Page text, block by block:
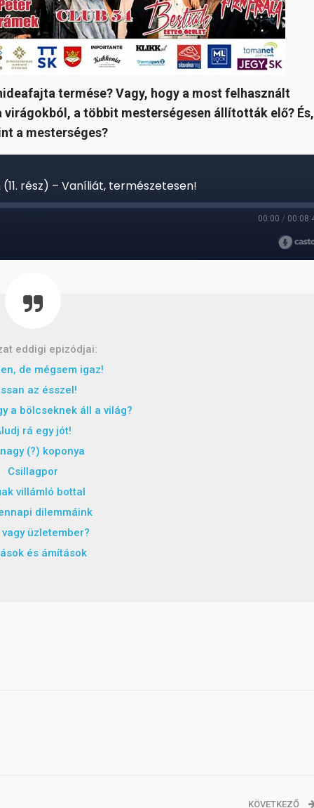
termése? Vagy, hogy a most felhasznált
a többit mesterségesen állították elő? És,
a mesterséges?
eddigi epizódjai:
de mégsem igaz!
az ésszel!
a bölcseknek áll a világ?
rá egy jót!
(?) koponya
Csillagpor
villámló bottal
dilemmáink
üzletember?
és ámítások
KÖVETKEZŐ